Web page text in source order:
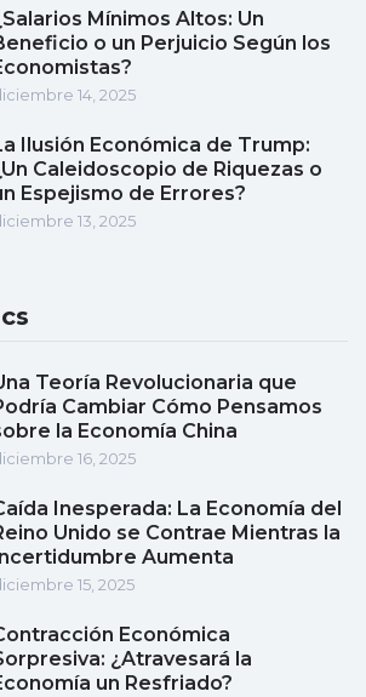
Mínimos Altos: Un
o un Perjuicio Según los
14, 2025
Ilusión Económica de Trump:
Caleidoscopio de Riquezas o
Espejismo de Errores?
13, 2025
Teoría Revolucionaria que
Cambiar Cómo Pensamos
la Economía China
16, 2025
Inesperada: La Economía del
Unido se Contrae Mientras la
Incertidumbre Aumenta
15, 2025
Económica
¿Atravesará la
un Resfriado?